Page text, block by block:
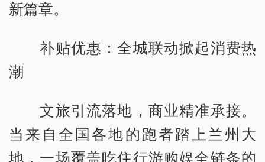
新篇章。
补贴优惠：全城联动掀起消费热
潮
文旅引流落地，商业精准承接。
当来自全国各地的跑者踏上兰州大
地，一场覆盖吃住行游购娱全链条的